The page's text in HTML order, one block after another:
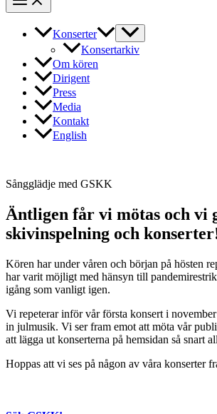
Konserter
Konsertarkiv
Om kören
Dirigent
Press
Media
Kontakt
English
Sångglädje med GSKK
Äntligen får vi mötas och vi
skivinspelning och
Kören har under våren och början på hösten
har varit möjligt med hänsyn till
igång som vanligt igen.
Vi repeterar inför vår första konsert i
in julmusik. Vi ser fram emot att möta vår
att lägga ut konserterna på hemsidan så snart
Hoppas att vi ses på någon av våra konserter